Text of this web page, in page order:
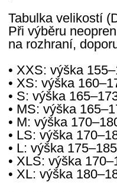
Tabulka velikostí
Při výběru
na rozhraní,
• XXS: výška
• XS: výška
• S: výška
• MS: výška
• M: výška
• LS: výška
• L: výška
• XLS: výška
• XL: výška